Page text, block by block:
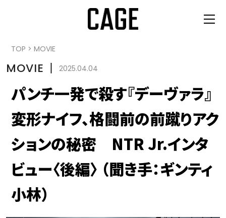
TOP > MOVIE
MOVIE 丨 2025.04.04
パンチ一発で殺す『デーヴァラ』
変形ナイフ、格闘前の前蹴りアク
ションの秘密 NTR Jr.インタ
ビュー〈後編〉 （聞き手：ギンティ
小林）